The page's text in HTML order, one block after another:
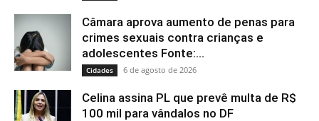
Câmara aprova aumento de penas para
crimes sexuais contra crianças e
adolescentes Fonte:...
Cidades 6 de agosto de 2026
Celina assina PL que prevê multa de R$
100 mil para vândalos no DF